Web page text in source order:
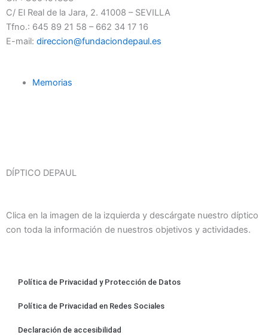
C/ El Real de la Jara, 2. 41008 – SEVILLA
Tfno.: 645 89 21 58 – 662 34 17 16
E-mail: direccion@fundaciondepaul.es
Memorias
DÍPTICO DEPAUL
Clica en la imagen de la izquierda y descárgate nuestro díptico
con toda la información de nuestros objetivos y actividades.
Política de Privacidad y Protección de Datos
Política de Privacidad en Redes Sociales
Declaración de accesibilidad